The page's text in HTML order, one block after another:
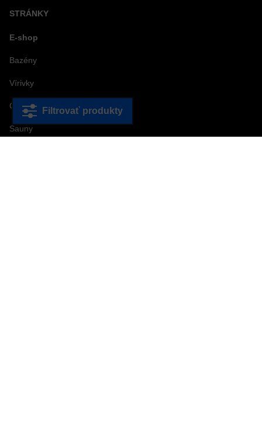
Filtrovať produkty
STRÁNKY
E-shop
Bazény
Vírivky
Chémia
Sauny